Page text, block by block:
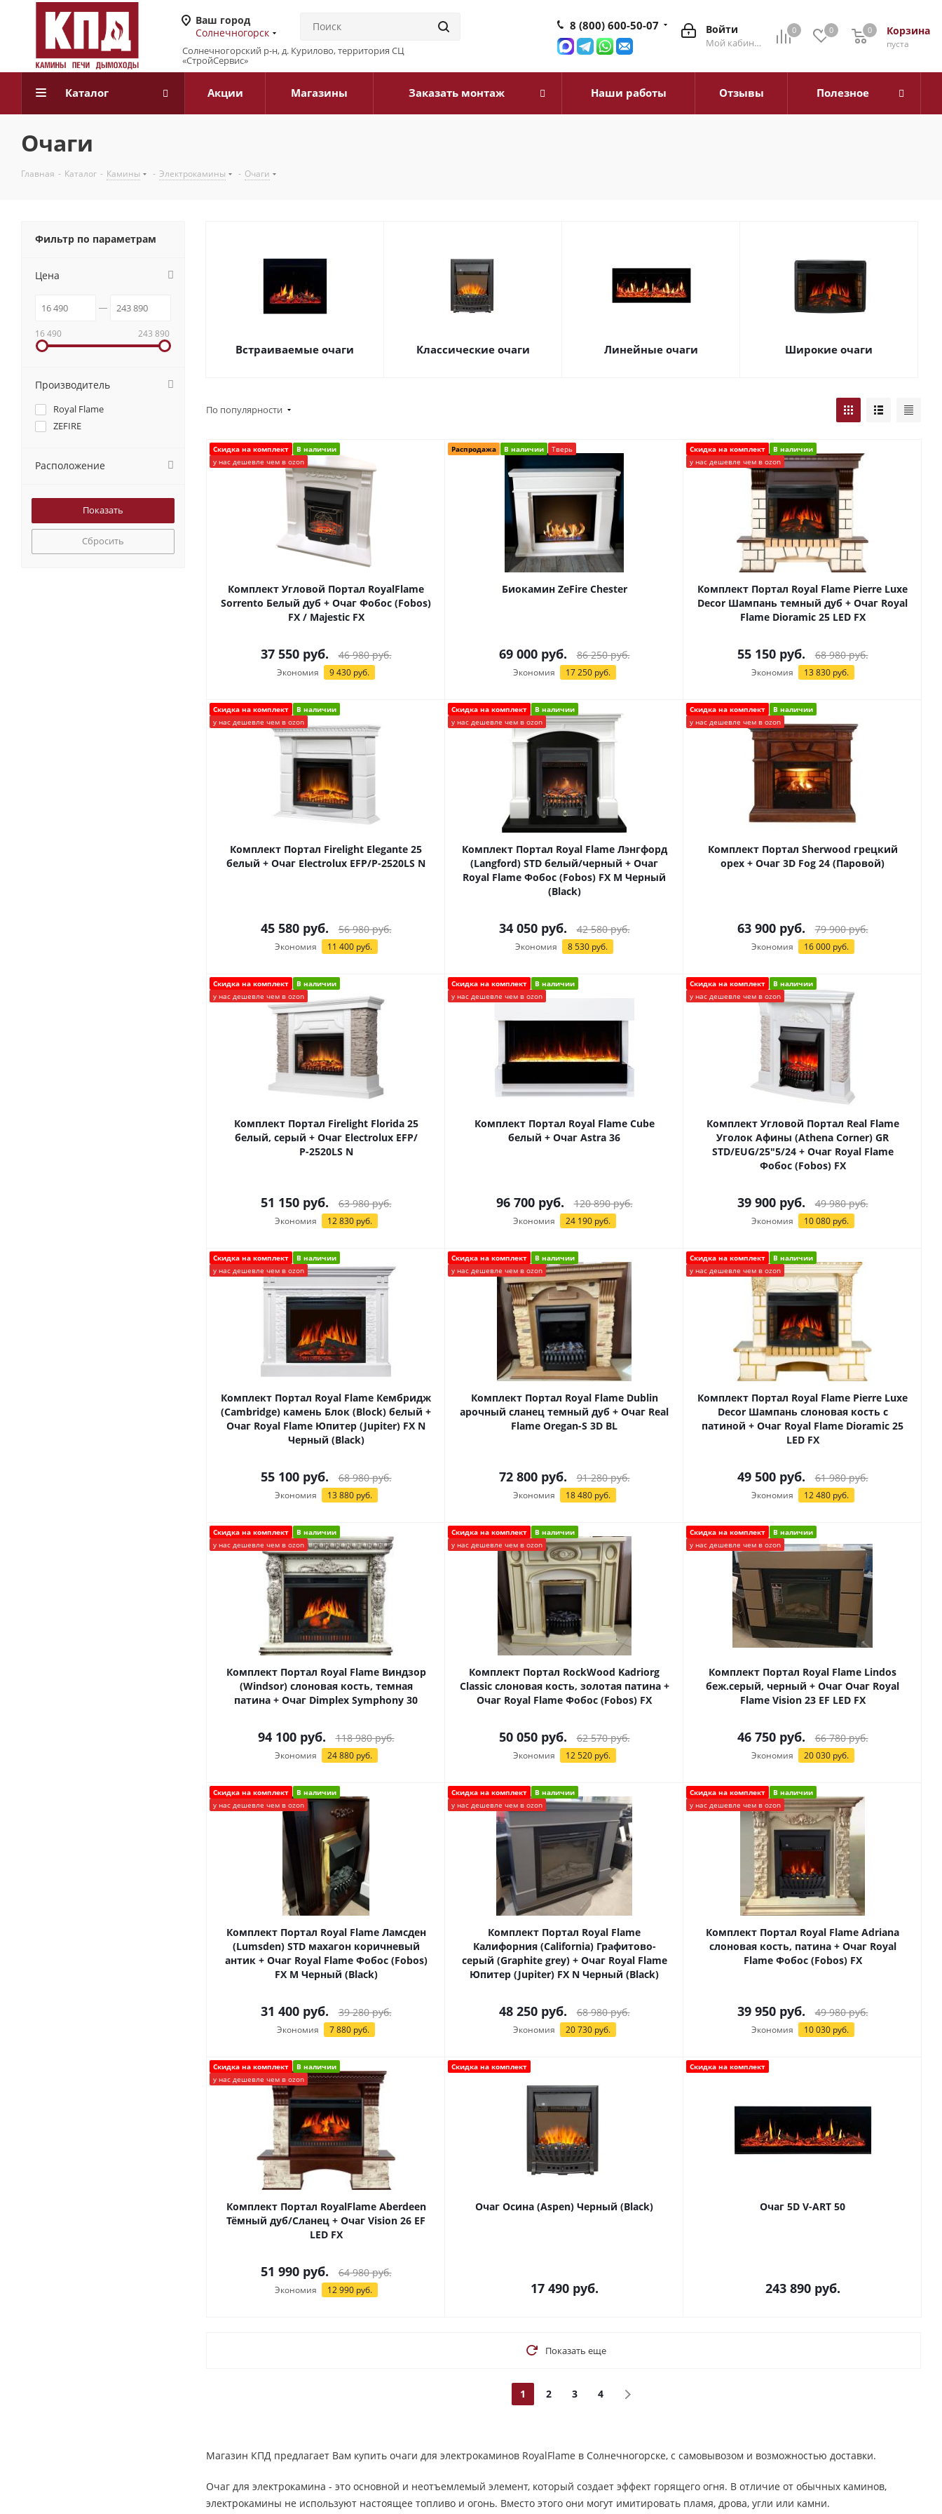
Ваш город
Солнечногорск
Солнечногорский р-н, д. Курилово, территория СЦ
«СтройСервис»
0 0 Корзина
0
пуста
0
Войти
Мой кабинет
8 (800) 600-50-07
Каталог Акции Магазины Заказать монтаж Наши работы Отзывы Полезное
Очаги
Главная - Каталог - Камины - Электрокамины - Очаги
Встраиваемые очаги Классические очаги Линейные очаги Широкие очаги
По популярности
Скидка на комплект
В наличии
у нас дешевле чем в ozon
Комплект Угловой Портал RoyalFlame
Sorrento Белый дуб + Очаг Фобос (Fobos)
FX / Majestic FX
37 550руб. 46 980руб.
Экономия 9 430 руб.
Распродажа В наличии Тверь
Биокамин ZeFire Chester
69 000руб. 86 250руб.
Экономия 17 250руб.
Скидка на комплект
В наличии
у нас дешевле чем в ozon
Комплект Портал Royal Flame Pierre Luxe
Decor Шампань темный дуб + Очаг Royal
Flame Dioramic 25 LED FX
55 150руб. 68 980руб.
Экономия 13 830руб.
Скидка на комплект
В наличии
у нас дешевле чем в ozon
Комплект Портал Firelight Elegante 25
белый + Очаг Electrolux EFP/Р-2520LS N
45 580руб. 56 980руб.
Экономия 11 400руб.
Скидка на комплект
В наличии
у нас дешевле чем в ozon
Комплект Портал Royal Flame Лэнгфорд
(Langford) STD белый/черный + Очаг
Royal Flame Фобос (Fobos) FX M Черный
(Black)
34 050руб. 42 580руб.
Экономия 8 530 руб.
Скидка на комплект
В наличии
у нас дешевле чем в ozon
Комплект Портал Sherwood грецкий
орех + Очаг 3D Fog 24 (Паровой)
63 900руб. 79 900руб.
Экономия 16 000руб.
Скидка на комплект
В наличии
у нас дешевле чем в ozon
Комплект Портал Firelight Florida 25
белый, серый + Очаг Electrolux EFP/
Р-2520LS N
51 150руб. 63 980руб.
Экономия 12 830руб.
Скидка на комплект
В наличии
у нас дешевле чем в ozon
Комплект Портал Royal Flame Cube
белый + Очаг Astra 36
96 700руб. 120 890руб.
Экономия 24 190руб.
Скидка на комплект
В наличии
у нас дешевле чем в ozon
Комплект Угловой Портал Real Flame
Уголок Афины (Athena Corner) GR
STD/EUG/25"5/24 + Очаг Royal Flame
Фобос (Fobos) FX
39 900руб. 49 980руб.
Экономия 10 080руб.
Скидка на комплект
В наличии
у нас дешевле чем в ozon
Комплект Портал Royal Flame Кембридж
(Cambridge) камень Блок (Block) белый +
Очаг Royal Flame Юпитер (Jupiter) FX N
Черный (Black)
55 100руб. 68 980руб.
Экономия 13 880руб.
Скидка на комплект
В наличии
у нас дешевле чем в ozon
Комплект Портал Royal Flame Dublin
арочный сланец темный дуб + Очаг Real
Flame Oregan-S 3D BL
72 800руб. 91 280руб.
Экономия 18 480руб.
Скидка на комплект
В наличии
у нас дешевле чем в ozon
Комплект Портал Royal Flame Pierre Luxe
Decor Шампань слоновая кость с
патиной + Очаг Royal Flame Dioramic 25
LED FX
49 500руб. 61 980руб.
Экономия 12 480руб.
Скидка на комплект
В наличии
у нас дешевле чем в ozon
Комплект Портал Royal Flame Виндзор
(Windsor) слоновая кость, темная
патина + Очаг Dimplex Symphony 30
94 100руб. 118 980руб.
Экономия 24 880руб.
Скидка на комплект
В наличии
у нас дешевле чем в ozon
Комплект Портал RockWood Kadriorg
Classic слоновая кость, золотая патина +
Очаг Royal Flame Фобос (Fobos) FX
50 050руб. 62 570руб.
Экономия 12 520руб.
Скидка на комплект
В наличии
у нас дешевле чем в ozon
Комплект Портал Royal Flame Lindos
беж.серый, черный + Очаг Очаг Royal
Flame Vision 23 EF LED FX
46 750руб. 66 780руб.
Экономия 20 030руб.
Скидка на комплект
В наличии
у нас дешевле чем в ozon
Комплект Портал Royal Flame Ламсден
(Lumsden) STD махагон коричневый
антик + Очаг Royal Flame Фобос (Fobos)
FX M Черный (Black)
31 400руб. 39 280руб.
Экономия 7 880 руб.
Скидка на комплект
В наличии
у нас дешевле чем в ozon
Комплект Портал Royal Flame
Калифорния (California) Графитово-
серый (Graphite grey) + Очаг Royal Flame
Юпитер (Jupiter) FX N Черный (Black)
48 250руб. 68 980руб.
Экономия 20 730руб.
Скидка на комплект
В наличии
у нас дешевле чем в ozon
Комплект Портал Royal Flame Adriana
слоновая кость, патина + Очаг Royal
Flame Фобос (Fobos) FX
39 950руб. 49 980руб.
Экономия 10 030руб.
Скидка на комплект
В наличии
у нас дешевле чем в ozon
Комплект Портал RoyalFlame Aberdeen
Тёмный дуб/Сланец + Очаг Vision 26 EF
LED FX
51 990руб. 64 980руб.
Экономия 12 990руб.
Скидка на комплект
Очаг Осина (Aspen) Черный (Black)
17 490руб.
Скидка на комплект
Очаг 5D V-ART 50
243 890руб.
Показать еще
1 2 3 4
Магазин КПД предлагает Вам купить очаги для электрокаминов RoyalFlame в Солнечногорске, с самовывозом и возможностью доставки.
Очаг для электрокамина - это основной и неотъемлемый элемент, который создает эффект горящего огня. В отличие от обычных каминов,
электрокамины не используют настоящее топливо и огонь. Вместо этого они могут имитировать пламя, дрова, угли или камни.
Фильтр по параметрам
Цена
16 490 243 890
Производитель
Royal Flame
ZEFIRE
Расположение
Сбросить